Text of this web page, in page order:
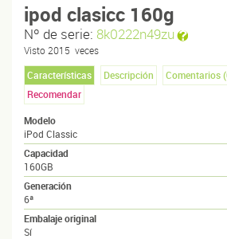
ipod clasicc 160g
Nº de serie: 8k0222n49zu
Visto 2015 veces
Características
Descripción Comentarios (
Recomendar
Modelo
iPod Classic
Capacidad
160GB
Generación
6ª
Embalaje original
Sí